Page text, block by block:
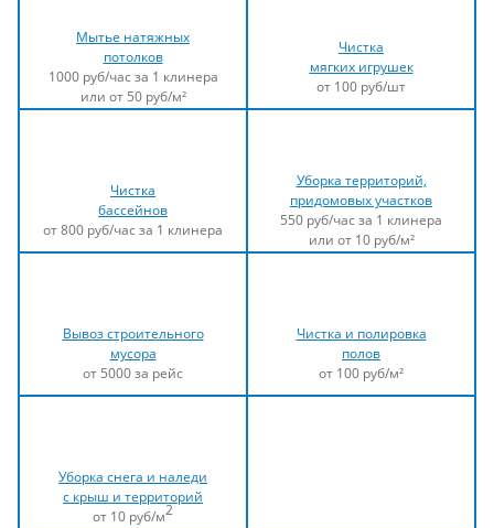
Мытье натяжных
потолков
1000 руб/час за 1 клинера
или от 50 руб/м²
Чистка
мягких игрушек
от 100 руб/шт
Чистка
бассейнов
от 800 руб/час за 1 клинера
Уборка территорий,
придомовых участков
550 руб/час за 1 клинера
или от 10 руб/м²
Вывоз строительного
мусора
от 5000 за рейс
Чистка и полировка
полов
от 100 руб/м²
Уборка снега и наледи
с крыш и территорий
от 10 руб/м2